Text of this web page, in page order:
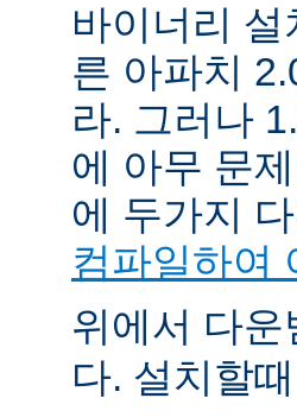
바이너리
른 아파치
라. 그러나
에 아무 문
에 두가지
컴파일하여
위에서 다운
다. 설치할